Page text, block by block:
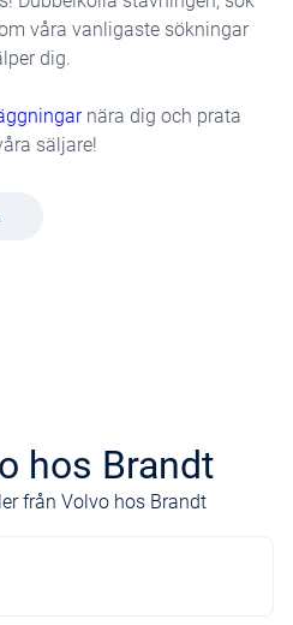
våra vanligaste sökningar
dig.
nära dig och prata
säljare!
hos Brandt
från Volvo hos Brandt